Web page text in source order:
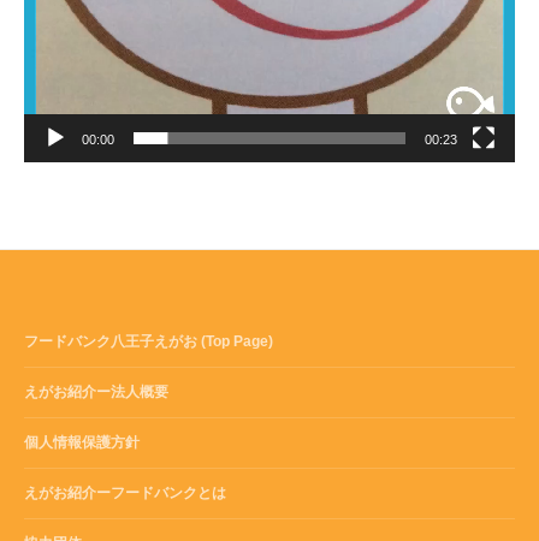
00:00 00:23
フードバンク八王子えがお (Top Page)
えがお紹介ー法人概要
個人情報保護方針
えがお紹介ーフードバンクとは